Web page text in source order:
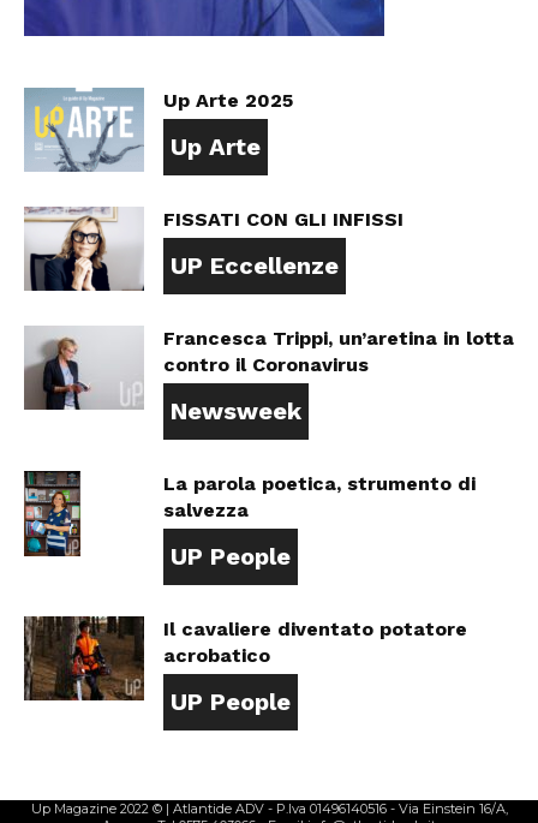
Up Arte 2025
Up Arte
FISSATI CON GLI INFISSI
UP Eccellenze
Francesca Trippi, un’aretina in lotta
contro il Coronavirus
Newsweek
La parola poetica, strumento di
salvezza
UP People
Il cavaliere diventato potatore
acrobatico
UP People
Up Magazine 2022 © | Atlantide ADV - P.Iva 01496140516 - Via Einstein 16/A,